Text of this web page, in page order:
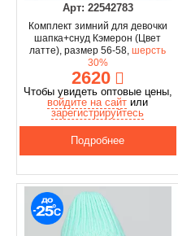
Арт: 22542783
Комплект зимний для девочки
шапка+снуд Кэмерон (Цвет
латте), размер 56-58,шерсть
30%
2620
Чтобы увидеть оптовые цены,
войдите на сайт или
зарегистрируйтесь
Подробнее